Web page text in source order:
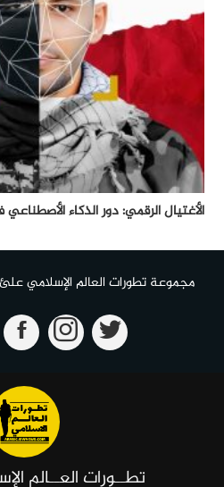
الأغتيال الرقمي: دور الذكاء
مجموعة تطورات العالم الإسلامي علئ
تطــورات العــالم